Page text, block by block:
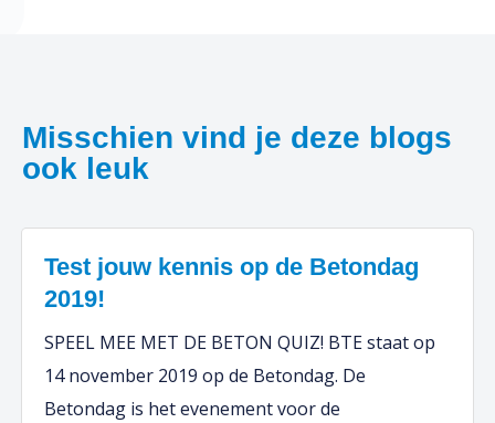
Misschien vind je deze blogs
ook leuk
Test jouw kennis op de Betondag
2019!
SPEEL MEE MET DE BETON QUIZ! BTE staat op
14 november 2019 op de Betondag. De
Betondag is het evenement voor de